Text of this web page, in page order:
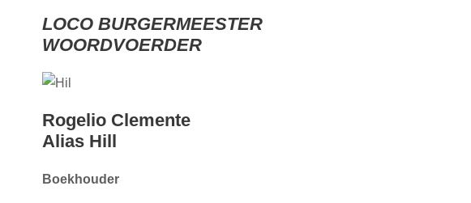
LOCO BURGERMEESTER
WOORDVOERDER
Rogelio Clemente
Alias Hill
Boekhouder